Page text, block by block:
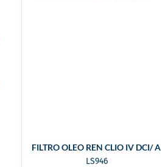
FILTRO OLEO REN CLIO IV DCI/ A
LS946